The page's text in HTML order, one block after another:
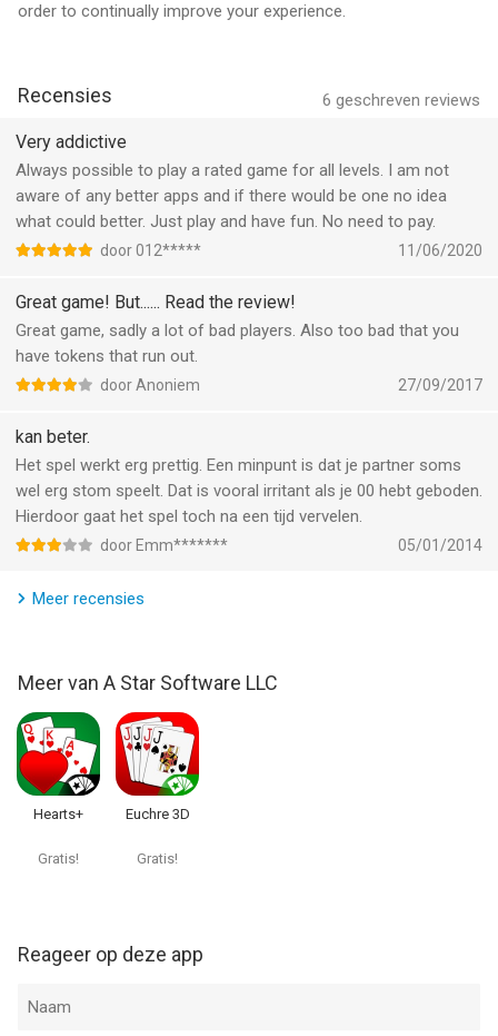
***** "Downloaded this after I began to teach my kids to play
***** "Hooked. If you like spades, this is a great game. Plays
like the real thing."
***** "My favorite game!"
***** "Addicting. Great fun!"
Spades+ van A Star Software LLC is een app voor iPhone, iPad
voor gebruikers met leeftijden vanaf
Informatie voor Spades+is het laatst vergeleken op 10 Aug om
19:34.
order to continually improve your experience.
6 geschreven reviews
Recensies
Very addictive
Always possible to play a rated game for all levels. I am not
aware of any better apps and if there would be one no idea
what could better. Just play and have fun. No need to pay.
door 012***** 11/06/2020
Great game! But...... Read the review!
Great game, sadly a lot of bad players. Also too bad that you
have tokens that run out.
door Anoniem 27/09/2017
kan beter.
Het spel werkt erg prettig. Een minpunt is dat je partner soms
wel erg stom speelt. Dat is vooral irritant als je 00 hebt geboden.
Hierdoor gaat het spel toch na een tijd vervelen.
door Emm******* 05/01/2014
Meer recensies
Meer van A Star Software LLC
Hearts+
Gratis!
Euchre 3D
Gratis!
Reageer op deze app